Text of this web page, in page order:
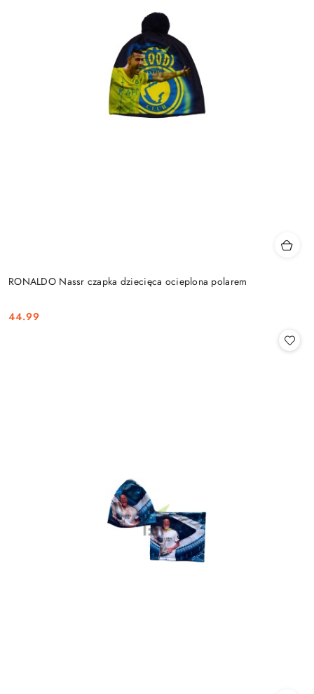
RONALDO Nassr czapka dziecięca ocieplona polarem
Cena:
44.99